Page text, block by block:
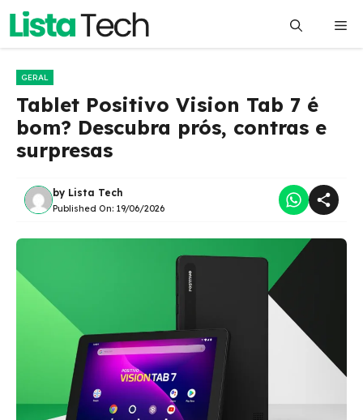
Pular
o
GERAL
Tablet Positivo Vision Tab 7 é
bom? Descubra prós, contras e
surpresas
by Lista Tech
Published On: 19/06/2026